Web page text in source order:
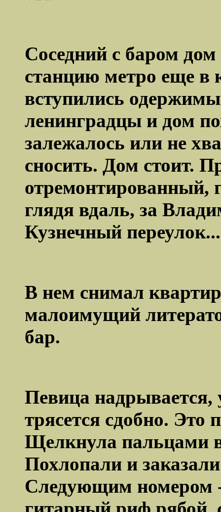
Соседний с баром
станцию метро еще в
вступились
ленинградцы и дом
залежалось или не
сносить. Дом стоит.
отремонтированный,
глядя вдаль, за
Кузнечный переулок...
В нем снимал
малоимущий
бар.
Певица надрывается,
трясется сдобно. Это
Щелкнула пальцами
Похлопали и
Следующим номером